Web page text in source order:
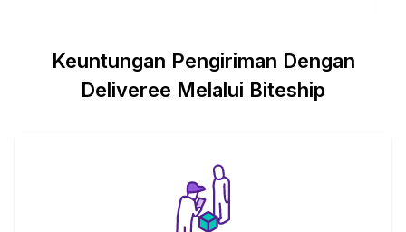
Keuntungan Pengiriman Dengan
Deliveree Melalui Biteship